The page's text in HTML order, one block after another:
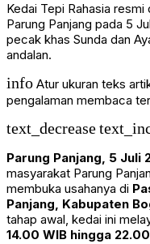
Kedai Tepi Rahasia
Parung Panjang pada 5
pecak khas Sunda dan
andalan.
info Atur ukuran teks
pengalaman membaca
text_decrease
Parung Panjang, 5 Juli
masyarakat Parung
membuka usahanya di
Panjang, Kabupaten
tahap awal, kedai ini
14.00 WIB hingga